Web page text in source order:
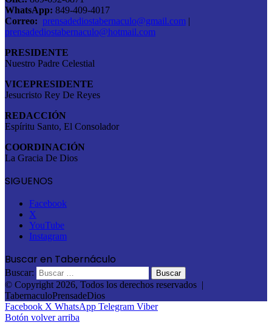
WhatsApp: 849-409-4017
Correo: prensadediostabernaculo@gmail.com |
prensadediostabernaculo@hotmail.com
PRESIDENTE
Nuestro Padre Celestial
VICEPRESIDENTE
Jesucristo Rey De Reyes
REDACCIÓN
Espíritu Santo, El Consolador
COORDINACIÓN
La Gracia De Dios
SIGUENOS
Facebook
X
YouTube
Instagram
Buscar en Tabernáculo
Buscar:
© Copyright 2026, Todos los derechos reservados |
TabernaculoPrensadeDios
Facebook X WhatsApp Telegram Viber
Botón volver arriba